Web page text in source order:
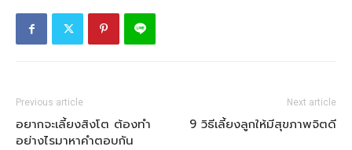
Previous article
อยากจะเลี้ยงสิงโต ต้องทำ
อย่างไรมาหาคำตอบกัน
Next article
9 วิธีเลี้ยงลูกให้มีสุขภาพจิตดี